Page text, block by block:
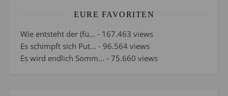
EURE FAVORITEN
Wie entsteht der (fü... - 167.463 views
Es schimpft sich Put... - 96.564 views
Es wird endlich Somm... - 75.660 views